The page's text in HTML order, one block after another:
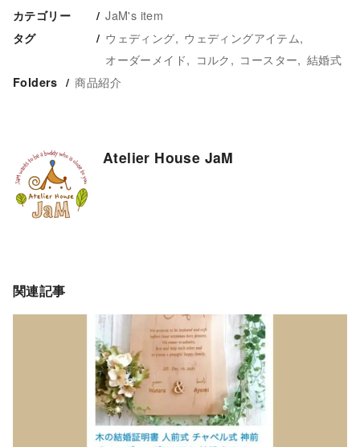
カテゴリー JaM's item
タグ ウェディング
ウェディングアイテム
オーダーメイド
コルク コースター 結婚式
Folders 商品紹介
Atelier House JaM
関連記事